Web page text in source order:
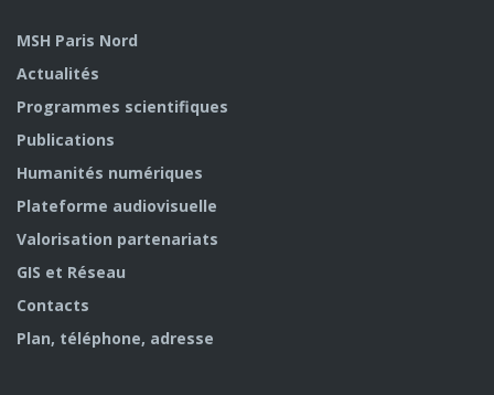
MSH Paris Nord
Actualités
Programmes scientifiques
Publications
Humanités numériques
Plateforme audiovisuelle
Valorisation partenariats
GIS et Réseau
Contacts
Plan, téléphone, adresse